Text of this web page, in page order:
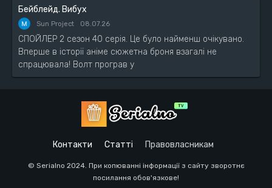
Бейблейд. Вибух
Sun Project 08.07.26
СПОЙЛЕР 2 сезон 40 серія. Це було найменш очікувано.
Вперше в історії аніме сюжетна броня взагалі не
спрацювала! Волт програв у
Контакти Статті Правовласникам
© Serialno 2024. При копюванні інформації з сайту зворотнє
посилання обов'язкове!